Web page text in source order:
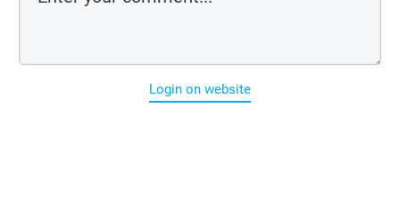
Login on website